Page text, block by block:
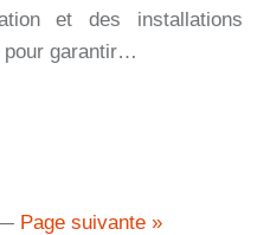
et des installations
pour garantir…
Page suivante »